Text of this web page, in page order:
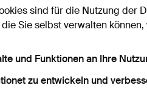
die mit Ihrer
sind für die Nutzung der
Sie selbst verwalten
und Funktionen an Ihre
zu entwickeln und